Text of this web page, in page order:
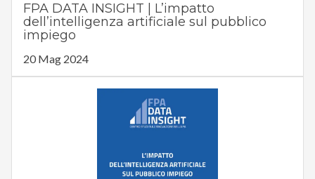
FPA DATA INSIGHT | L’impatto
dell’intelligenza artificiale sul pubblico
impiego
20 Mag 2024